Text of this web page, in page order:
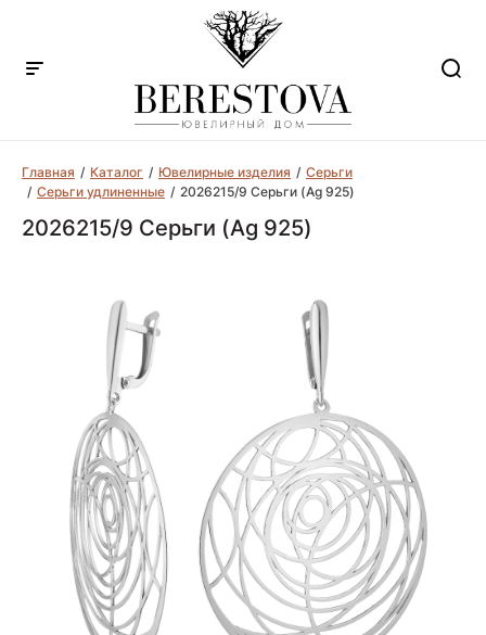
Главная Каталог Ювелирные изделия
Серьги
Серьги удлиненные
2026215/9 Серьги (Ag 925)
2026215/9 Серьги (Ag 925)